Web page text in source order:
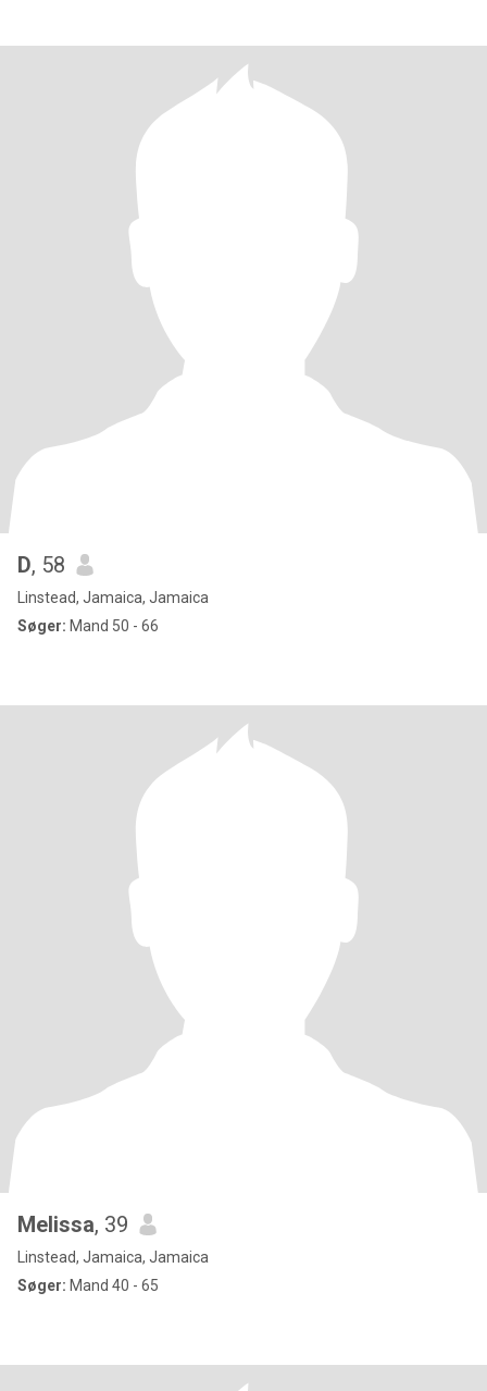
D, 58
Linstead, Jamaica, Jamaica
Søger: Mand 50 - 66
Melissa, 39
Linstead, Jamaica, Jamaica
Søger: Mand 40 - 65